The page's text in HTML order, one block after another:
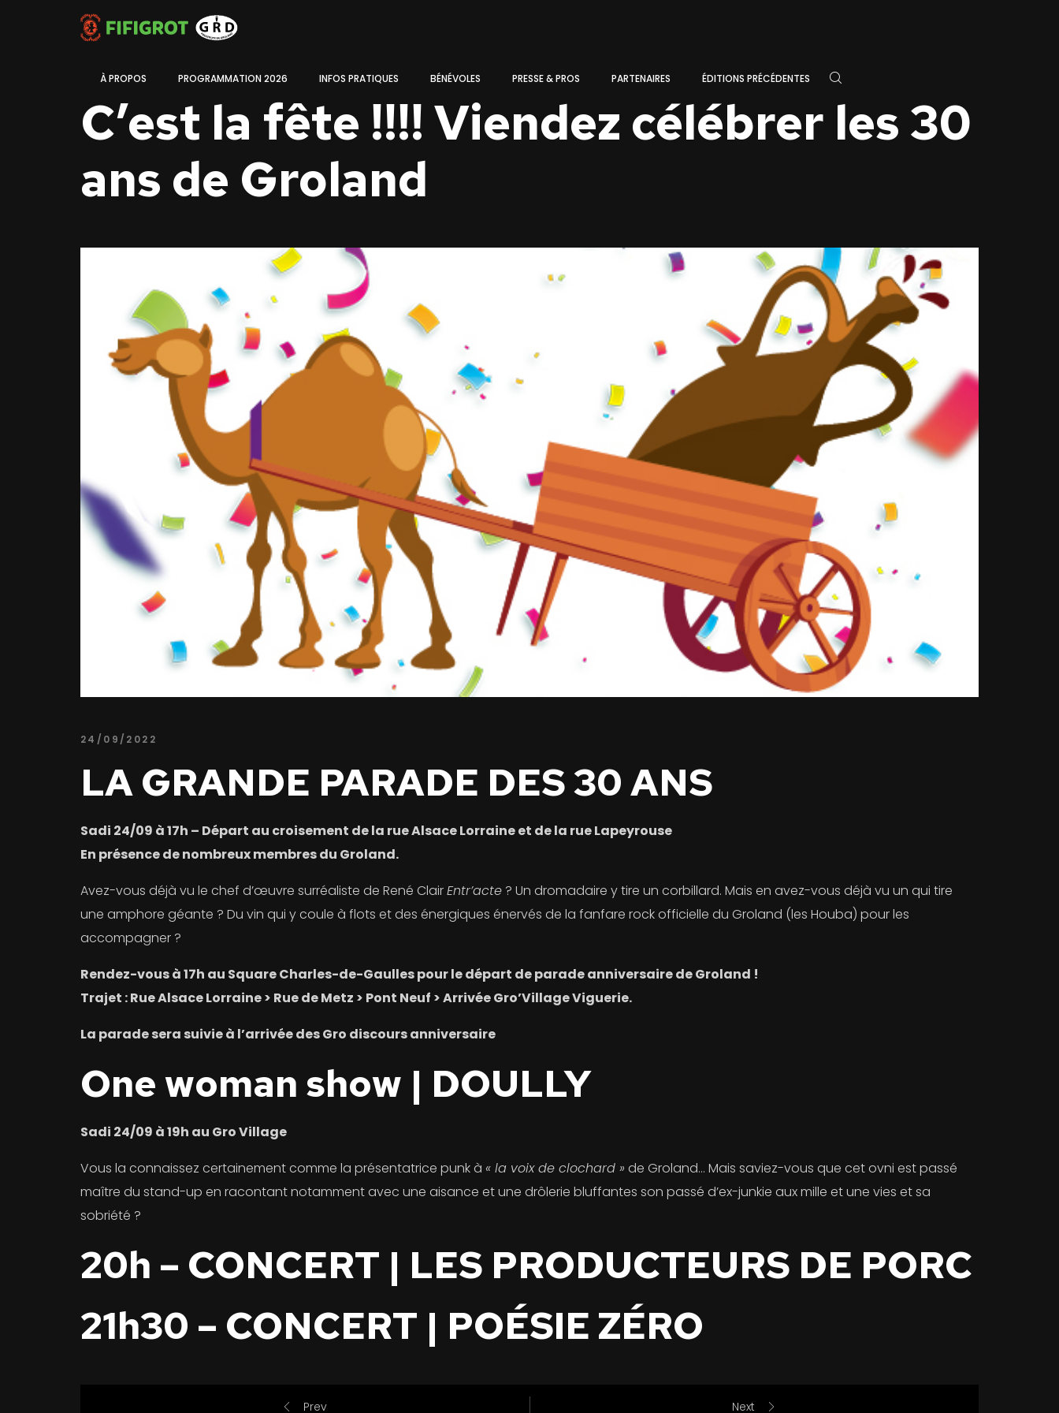
À PROPOS PROGRAMMATION 2026 INFOS PRATIQUES BÉNÉVOLES PRESSE & PROS PARTENAIRES ÉDITIONS PRÉCÉDENTES
C’est la fête !!!! Viendez célébrer les 30
ans de Groland
24/09/2022
LA GRANDE PARADE DES 30 ANS
Sadi 24/09 à 17h – Départ au croisement de la rue Alsace Lorraine et de la rue Lapeyrouse
En présence de nombreux membres du Groland.
Avez-vous déjà vu le chef d’œuvre surréaliste de René ClairEntr’acte ? Un dromadaire y tire un corbillard. Mais en avez-vous déjà vu un qui tire
une amphore géante ? Du vin qui y coule à flots et des énergiques énervés de la fanfare rock officielle du Groland (les Houba) pour les
accompagner ?
Rendez-vous à 17h au Square Charles-de-Gaulles pour le départ de parade anniversaire de Groland !
Trajet : Rue Alsace Lorraine > Rue de Metz > Pont Neuf > Arrivée Gro’Village Viguerie.
La parade sera suivie à l’arrivée des Gro discours anniversaire
One woman show | DOULLY
Sadi 24/09 à 19h au Gro Village
Vous la connaissez certainement comme la présentatrice punk à « la voix de clochard » de Groland… Mais saviez-vous que cet ovni est passé
maître du stand-up en racontant notamment avec une aisance et une drôlerie bluffantes son passé d’ex-junkie aux mille et une vies et sa
sobriété ?
20h – CONCERT | LES PRODUCTEURS DE PORC
21h30 – CONCERT | POÉSIE ZÉRO
Prev Next